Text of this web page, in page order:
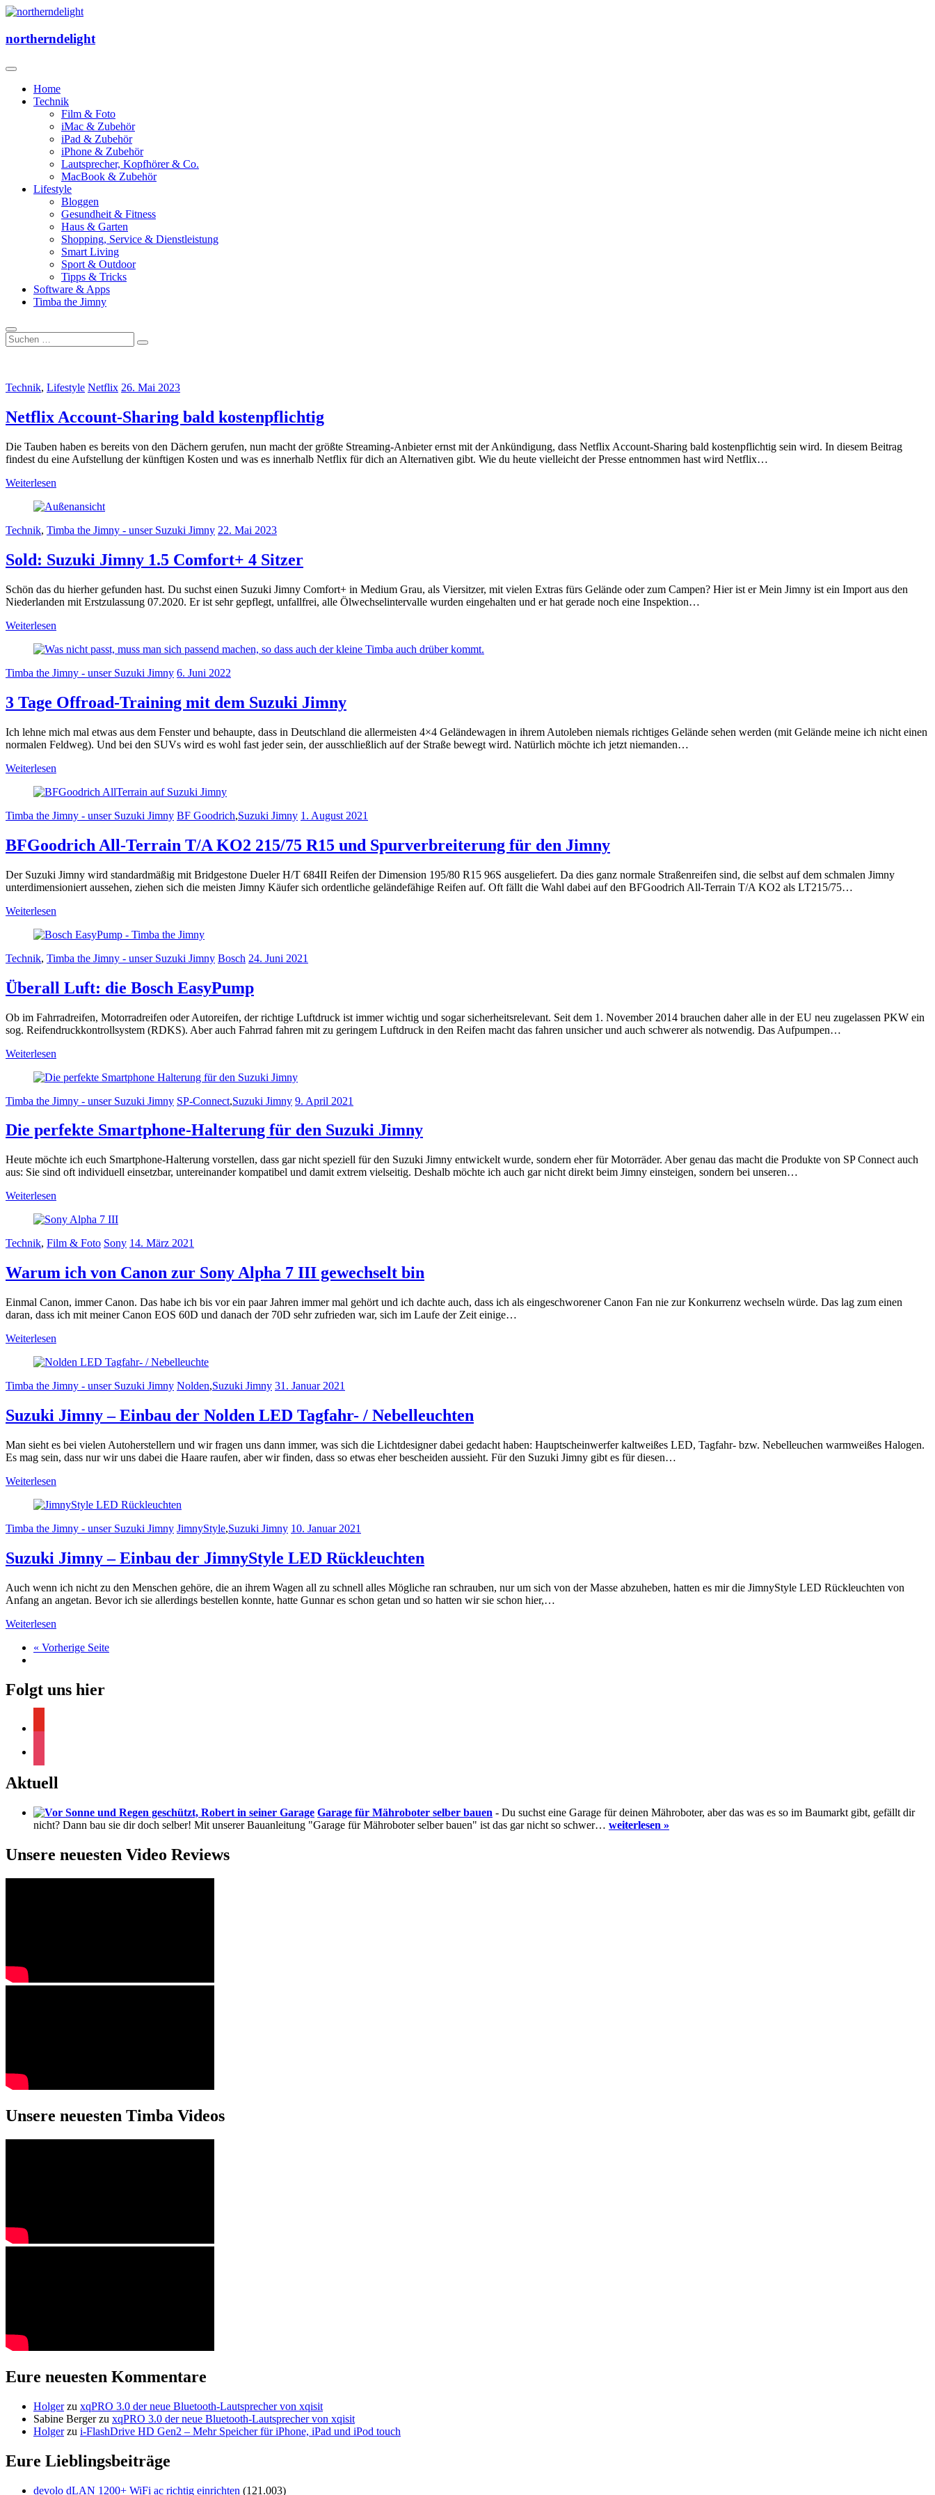
Skip
content
northerndelight
northerndelight
Home
Technik
Film & Foto
iMac & Zubehör
iPad & Zubehör
iPhone & Zubehör
Lautsprecher, Kopfhörer & Co.
MacBook & Zubehör
Lifestyle
Bloggen
Gesundheit & Fitness
Haus & Garten
Shopping, Service & Dienstleistung
Smart Living
Sport & Outdoor
Tipps & Tricks
Software & Apps
Timba the Jimny
Suchen
…
Technik, Lifestyle Netflix 26. Mai 2023
Netflix Account-Sharing bald kostenpflichtig
Die Tauben haben es bereits von den Dächern gerufen, nun macht der größte Streaming-Anbieter ernst mit der Ankündigung, dass Netflix Account-Sharing bald kostenpflichtig sein wird. In diesem Beitrag
findest du eine Aufstellung der künftigen Kosten und was es innerhalb Netflix für dich an Alternativen gibt. Wie du heute vielleicht der Presse entnommen hast wird Netflix…
Weiterlesen
Technik, Timba the Jimny - unser Suzuki Jimny 22. Mai 2023
Sold: Suzuki Jimny 1.5 Comfort+ 4 Sitzer
Schön das du hierher gefunden hast. Du suchst einen Suzuki Jimny Comfort+ in Medium Grau, als Viersitzer, mit vielen Extras fürs Gelände oder zum Campen? Hier ist er Mein Jimny ist ein Import aus den
Niederlanden mit Erstzulassung 07.2020. Er ist sehr gepflegt, unfallfrei, alle Ölwechselintervalle wurden eingehalten und er hat gerade noch eine Inspektion…
Weiterlesen
Timba the Jimny - unser Suzuki Jimny 6. Juni 2022
3 Tage Offroad-Training mit dem Suzuki Jimny
Ich lehne mich mal etwas aus dem Fenster und behaupte, dass in Deutschland die allermeisten 4×4 Geländewagen in ihrem Autoleben niemals richtiges Gelände sehen werden (mit Gelände meine ich nicht einen
normalen Feldweg). Und bei den SUVs wird es wohl fast jeder sein, der ausschließlich auf der Straße bewegt wird. Natürlich möchte ich jetzt niemanden…
Weiterlesen
Timba the Jimny - unser Suzuki Jimny BF Goodrich,Suzuki Jimny 1. August 2021
BFGoodrich All-Terrain T/A KO2 215/75 R15 und Spurverbreiterung für den Jimny
Der Suzuki Jimny wird standardmäßig mit Bridgestone Dueler H/T 684II Reifen der Dimension 195/80 R15 96S ausgeliefert. Da dies ganz normale Straßenreifen sind, die selbst auf dem schmalen Jimny
unterdimensioniert aussehen, ziehen sich die meisten Jimny Käufer sich ordentliche geländefähige Reifen auf. Oft fällt die Wahl dabei auf den BFGoodrich All-Terrain T/A KO2 als LT215/75…
Weiterlesen
Technik, Timba the Jimny - unser Suzuki Jimny Bosch 24. Juni 2021
Überall Luft: die Bosch EasyPump
Ob im Fahrradreifen, Motorradreifen oder Autoreifen, der richtige Luftdruck ist immer wichtig und sogar sicherheitsrelevant. Seit dem 1. November 2014 brauchen daher alle in der EU neu zugelassen PKW ein
sog. Reifendruckkontrollsystem (RDKS). Aber auch Fahrrad fahren mit zu geringem Luftdruck in den Reifen macht das fahren unsicher und auch schwerer als notwendig. Das Aufpumpen…
Weiterlesen
Timba the Jimny - unser Suzuki Jimny SP-Connect,Suzuki Jimny 9. April 2021
Die perfekte Smartphone-Halterung für den Suzuki Jimny
Heute möchte ich euch Smartphone-Halterung vorstellen, dass gar nicht speziell für den Suzuki Jimny entwickelt wurde, sondern eher für Motorräder. Aber genau das macht die Produkte von SP Connect auch
aus: Sie sind oft individuell einsetzbar, untereinander kompatibel und damit extrem vielseitig. Deshalb möchte ich auch gar nicht direkt beim Jimny einsteigen, sondern bei unseren…
Weiterlesen
Technik, Film & Foto Sony 14. März 2021
Warum ich von Canon zur Sony Alpha 7 III gewechselt bin
Einmal Canon, immer Canon. Das habe ich bis vor ein paar Jahren immer mal gehört und ich dachte auch, dass ich als eingeschworener Canon Fan nie zur Konkurrenz wechseln würde. Das lag zum einen
daran, dass ich mit meiner Canon EOS 60D und danach der 70D sehr zufrieden war, sich im Laufe der Zeit einige…
Weiterlesen
Timba the Jimny - unser Suzuki Jimny Nolden,Suzuki Jimny 31. Januar 2021
Suzuki Jimny – Einbau der Nolden LED Tagfahr- / Nebelleuchten
Man sieht es bei vielen Autoherstellern und wir fragen uns dann immer, was sich die Lichtdesigner dabei gedacht haben: Hauptscheinwerfer kaltweißes LED, Tagfahr- bzw. Nebelleuchen warmweißes Halogen.
Es mag sein, dass nur wir uns dabei die Haare raufen, aber wir finden, dass so etwas eher bescheiden aussieht. Für den Suzuki Jimny gibt es für diesen…
Weiterlesen
Timba the Jimny - unser Suzuki Jimny JimnyStyle,Suzuki Jimny 10. Januar 2021
Suzuki Jimny – Einbau der JimnyStyle LED Rückleuchten
Auch wenn ich nicht zu den Menschen gehöre, die an ihrem Wagen all zu schnell alles Mögliche ran schrauben, nur um sich von der Masse abzuheben, hatten es mir die JimnyStyle LED Rückleuchten von
Anfang an angetan. Bevor ich sie allerdings bestellen konnte, hatte Gunnar es schon getan und so hatten wir sie schon hier,…
Weiterlesen
« Vorherige Seite
Folgt uns hier
Aktuell
Garage für Mähroboter selber bauen - Du suchst eine Garage für deinen Mähroboter, aber das was es so im Baumarkt gibt, gefällt dir
nicht? Dann bau sie dir doch selber! Mit unserer Bauanleitung "Garage für Mähroboter selber bauen" ist das gar nicht so schwer… weiterlesen »
Unsere neuesten Video Reviews
Unsere neuesten Timba Videos
Eure neuesten Kommentare
Holgerzu xqPRO 3.0 der neue Bluetooth-Lautsprecher von xqisit
Sabine Bergerzu xqPRO 3.0 der neue Bluetooth-Lautsprecher von xqisit
Holgerzu i-FlashDrive HD Gen2 – Mehr Speicher für iPhone, iPad und iPod touch
Eure Lieblingsbeiträge
devolo dLAN 1200+ WiFi ac richtig einrichten (121.003)